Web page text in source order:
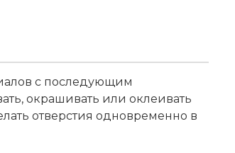
с последующим
окрашивать или оклеивать
отверстия одновременно в